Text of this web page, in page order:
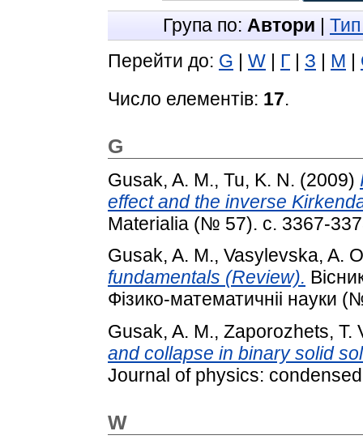
Група по: Автори |
Перейти до: G | W | Г | З | М |
Число елементів: 17.
G
Gusak, A. M., Tu, K. N. (2009)
effect and the inverse
Materialia (№ 57). с. 3367-
Gusak, A. M., Vasylevska, A.
fundamentals (Review).
Фізико-математичніі науки
Gusak, A. M., Zaporozhets, T.
and collapse in binary solid
Journal of physics:
W